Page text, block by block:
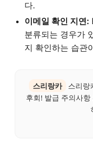
다.
이메일 확인 지연:
분류되는 경우가
지 확인하는 습관
스리랑카
스리랑
후회! 발급 주의사